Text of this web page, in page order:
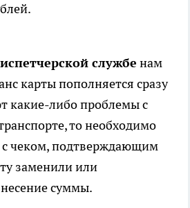
службе нам
карты пополняется сразу
какие-либо проблемы с
то необходимо
с чеком, подтверждающим
заменили или
суммы.